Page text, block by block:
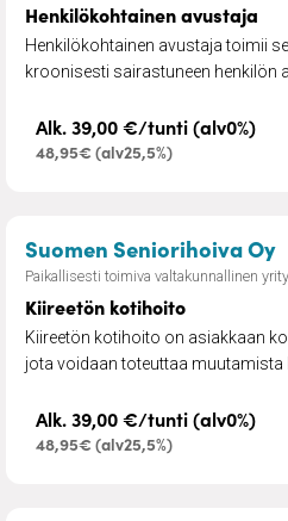
Henkilökohtainen avustaja
Henkilökohtainen avustaja toimii
kroonisesti sairastuneen henkilön
Alk. 39,00 €/tunti (alv0%)
48,95€ (alv25,5%)
Suomen Seniorihoiva Oy
Paikallisesti toimiva valtakunnallinen
Kiireetön kotihoito
Kiireetön kotihoito on asiakkaan
jota voidaan toteuttaa muutamista
Alk. 39,00 €/tunti (alv0%)
48,95€ (alv25,5%)